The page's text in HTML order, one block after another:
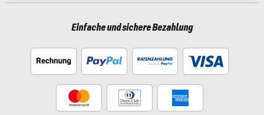
Einfache und sichere Bezahlung